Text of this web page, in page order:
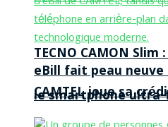
TECNO CAMON
le smartphone
eBill fait peau neuve
CAMTEL joue sa